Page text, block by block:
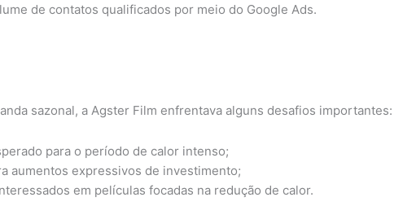
de contatos qualificados por meio do Google Ads.
sazonal, a Agster Film enfrentava alguns desafios importantes:
para o período de calor intenso;
aumentos expressivos de investimento;
em películas focadas na redução de calor.